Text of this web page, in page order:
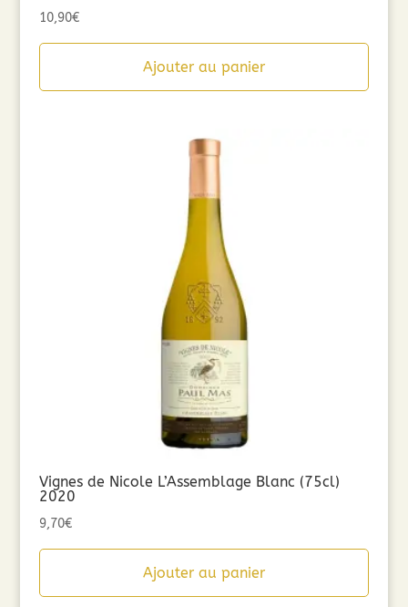
10,90€
Ajouter au panier
Vignes de Nicole L’Assemblage Blanc (75cl)
2020
9,70€
Ajouter au panier